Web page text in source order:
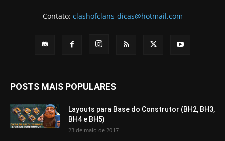
Contato: clashofclans-dicas@hotmail.com
POSTS MAIS POPULARES
Layouts para Base do Construtor (BH2, BH3,
BH4 e BH5)
23 de maio de 2017